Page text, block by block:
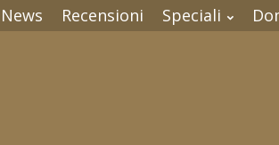
News Recensioni Speciali